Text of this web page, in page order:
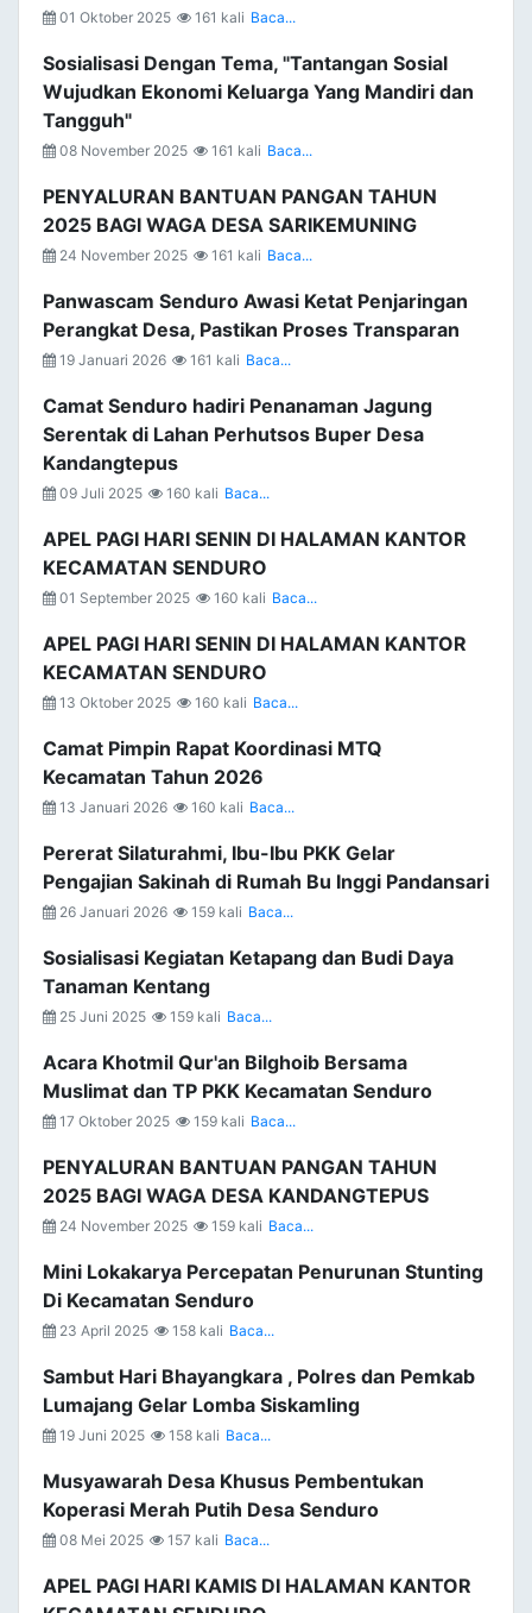
01 Oktober 2025 161 kali Baca...
Sosialisasi Dengan Tema, "Tantangan Sosial
Wujudkan Ekonomi Keluarga Yang Mandiri dan
Tangguh"
08 November 2025 161 kali Baca...
PENYALURAN BANTUAN PANGAN TAHUN
2025 BAGI WAGA DESA SARIKEMUNING
24 November 2025 161 kali Baca...
Panwascam Senduro Awasi Ketat Penjaringan
Perangkat Desa, Pastikan Proses Transparan
19 Januari 2026 161 kali Baca...
Camat Senduro hadiri Penanaman Jagung
Serentak di Lahan Perhutsos Buper Desa
Kandangtepus
09 Juli 2025 160 kali Baca...
APEL PAGI HARI SENIN DI HALAMAN KANTOR
KECAMATAN SENDURO
01 September 2025 160 kali Baca...
APEL PAGI HARI SENIN DI HALAMAN KANTOR
KECAMATAN SENDURO
13 Oktober 2025 160 kali Baca...
Camat Pimpin Rapat Koordinasi MTQ
Kecamatan Tahun 2026
13 Januari 2026 160 kali Baca...
Pererat Silaturahmi, Ibu-Ibu PKK Gelar
Pengajian Sakinah di Rumah Bu Inggi Pandansari
26 Januari 2026 159 kali Baca...
Sosialisasi Kegiatan Ketapang dan Budi Daya
Tanaman Kentang
25 Juni 2025 159 kali Baca...
Acara Khotmil Qur'an Bilghoib Bersama
Muslimat dan TP PKK Kecamatan Senduro
17 Oktober 2025 159 kali Baca...
PENYALURAN BANTUAN PANGAN TAHUN
2025 BAGI WAGA DESA KANDANGTEPUS
24 November 2025 159 kali Baca...
Mini Lokakarya Percepatan Penurunan Stunting
Di Kecamatan Senduro
23 April 2025 158 kali Baca...
Sambut Hari Bhayangkara , Polres dan Pemkab
Lumajang Gelar Lomba Siskamling
19 Juni 2025 158 kali Baca...
Musyawarah Desa Khusus Pembentukan
Koperasi Merah Putih Desa Senduro
08 Mei 2025 157 kali Baca...
APEL PAGI HARI KAMIS DI HALAMAN KANTOR